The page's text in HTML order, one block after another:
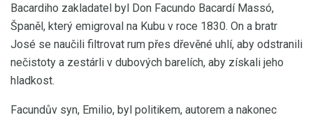
Bacardiho zakladatel byl Don Facundo Bacardí Massó,
Španěl, který emigroval na Kubu v roce 1830. On a bratr
José se naučili filtrovat rum přes dřevěné uhlí, aby odstranili
nečistoty a zestárli v dubových barelích, aby získali jeho
hladkost.
Facundův syn, Emilio, byl politikem, autorem a nakonec